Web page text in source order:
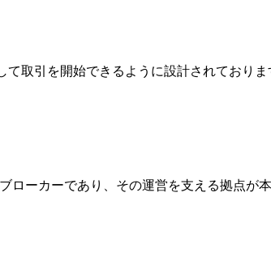
取引を開始できるように設計されており
ーカーであり、その運営を支える拠点が